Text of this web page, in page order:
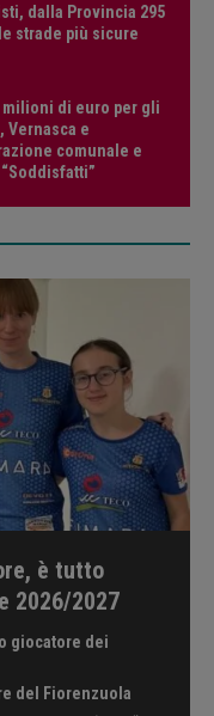
dalla Provincia 295
strade più sicure
milioni di euro per gli
Vernasca e
comunale e
è tutto
2026/2027
giocatore dei
del Fiorenzuola